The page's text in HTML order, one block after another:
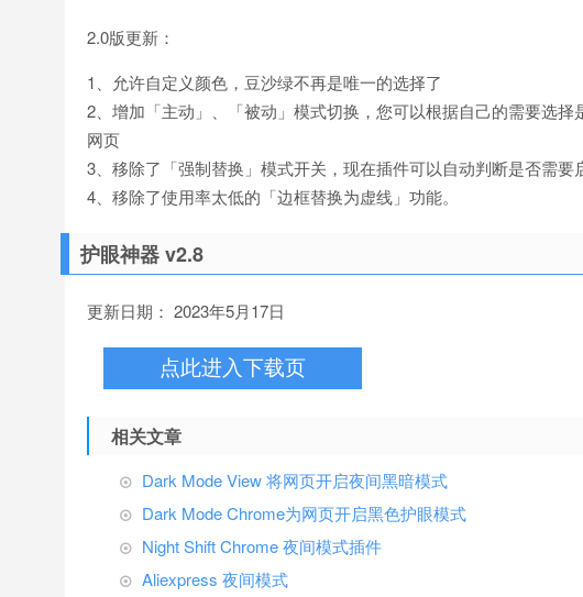
2.0版更新：
1、允许自定义颜色，豆沙绿不再是唯一的选择了
2、增加「主动」、「被动」模式切换，您可以根据自己的需要选
网页
3、移除了「强制替换」模式开关，现在插件可以自动判断是否需要
4、移除了使用率太低的「边框替换为虚线」功能。
护眼神器 v2.8
更新日期： 2023年5月17日
点此进入下载页
相关文章
Dark Mode View 将网页开启夜间黑暗模式
Dark Mode Chrome为网页开启黑色护眼模式
Night Shift Chrome 夜间模式插件
Aliexpress 夜间模式